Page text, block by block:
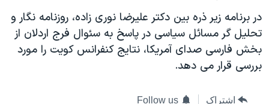
اصلی
جهش
به
جستجو
ورزشی
گزیده‌ها
ویژه برنامه‌ها
ویدیوها
جام جهانی ۲۰۲۶
عملیات خشم حماسی
۲۵۰سالگی آمریکا
بایگانی برنامه‌های تلویزیونی
فرکانس‌های صدای آمریکا
پخش رادیویی
در برنامه زير ذره بين دکتر عليرضا نوری زاده، روزنامه نگار و
تحليل گر مسائل سياسی در پاسخ به سئوال فرج اردلان از
بخش فارسی صدای آمريکا، نتايج کنفرانس کويت را مورد
بررسی قرار می دهد.
اشتراک Follow us